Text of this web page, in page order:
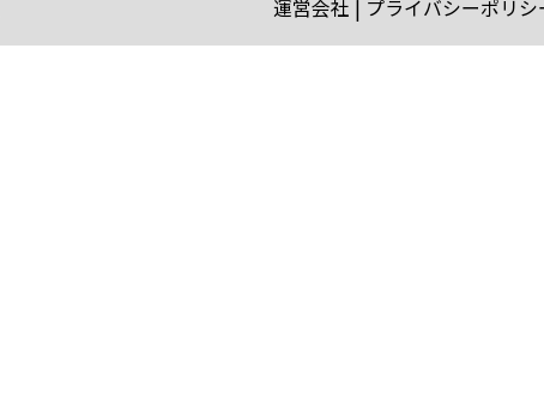
運営会社 プライバシーポリシ